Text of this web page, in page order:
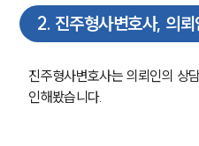
2. 진주형사변호사, 의
진주형사변호사는 의뢰인의 상
인해봤습니다.